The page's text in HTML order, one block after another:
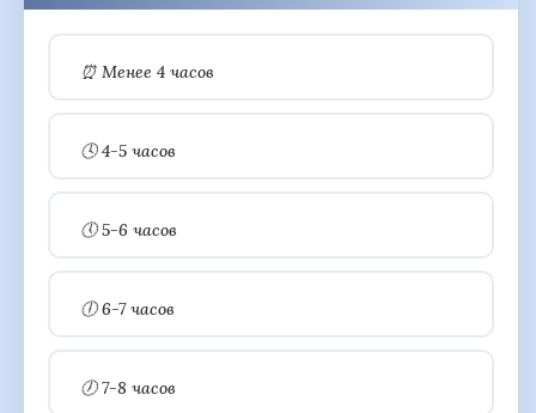
⏰ Менее 4 часов
🕓 4-5 часов
🕔 5-6 часов
🕕 6-7 часов
🕖 7-8 часов